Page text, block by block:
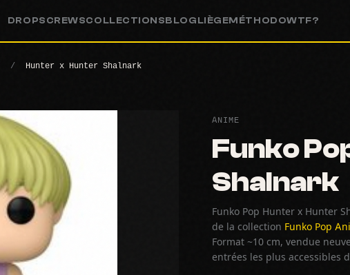
DROPS CREWSCOLLECTIONSBLOG LIÈGEMÉTHODOWTF?
/ Hunter x Hunter Shalnark
ANIME
Funko
Shalnark
Funko Pop Hunter x Hunter
de la collection Funko Pop
Format ~10 cm, vendue
entrées les plus accessibles